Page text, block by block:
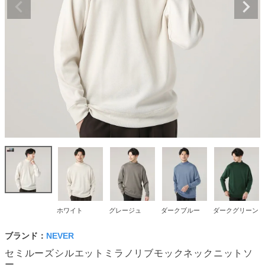
ホワイト グレージュ ダークブルー ダークグリーン
ブランド： NEVER
セミルーズシルエットミラノリブモックネックニットソ
ー